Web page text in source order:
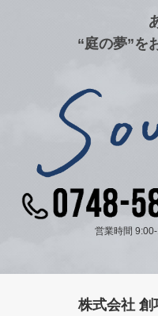
“庭の夢”を
営業時間
株式会社 創